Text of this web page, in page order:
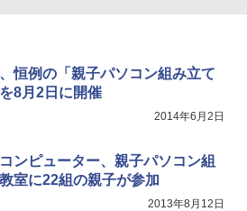
恒例の「親子パソコン組み立て
8月2日に開催
2014年6月2日
ンピューター、親子パソコン組
室に22組の親子が参加
2013年8月12日